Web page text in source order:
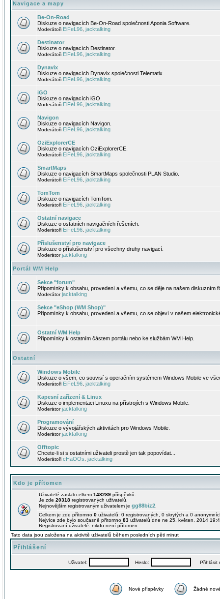
Navigace a mapy
Be-On-Road
Diskuze o navigacích Be-On-Road společnosti Aponia Software.
Moderátoři EiFeL96 jacktalking
Destinator
Diskuze o navigacích Destinator.
Moderátoři EiFeL96 jacktalking
Dynavix
Diskuze o navigacích Dynavix společnosti Telematix.
Moderátoři EiFeL96 jacktalking
iGO
Diskuze o navigacích iGO.
Moderátoři EiFeL96 jacktalking
Navigon
Diskuze o navigacích Navigon.
Moderátoři EiFeL96 jacktalking
OziExplorerCE
Diskuze o navigacích OziExplorerCE.
Moderátoři EiFeL96 jacktalking
SmartMaps
Diskuze o navigacích SmartMaps společnosti PLAN Studio.
Moderátoři EiFeL96 jacktalking
TomTom
Diskuze o navigacích TomTom.
Moderátoři EiFeL96 jacktalking
Ostatní navigace
Diskuze o ostatních navigačních řešeních.
Moderátoři EiFeL96 jacktalking
Příslušenství pro navigace
Diskuze o příslušenství pro všechny druhy navigací.
Moderátorjacktalking
Portál WM Help
Sekce "forum"
Připomínky k obsahu, provedení a všemu, co se děje na našem diskuzním
Moderátorjacktalking
Sekce "eShop (WM Shop)"
Připomínky k obsahu, provedení a všemu, co se objeví v našem
Ostatní WM Help
Připomínky k ostatním částem portálu nebo ke službám WM Help.
Ostatní
Windows Mobile
Diskuze o všem, co souvisí s operačním systémem Windows Mobile ve
Moderátoři EiFeL96 jacktalking
Kapesní zařízení & Linux
Diskuze o implementaci Linuxu na přístrojích s Windows Mobile.
Moderátorjacktalking
Programování
Diskuze o vývojářských aktivitách pro Windows Mobile.
Moderátorjacktalking
Offtopic
Chcete-li si s ostatními uživateli prostě jen tak popovídat...
Moderátoři cHaOOs jacktalking
Kdo je přítomen
Uživatelé zaslali celkem 148289 příspěvků.
Je zde 20318 registrovaných uživatelů.
Nejnovějším registrovaným uživatelem je gg88biz2
Celkem je zde přítomno 0 uživatelů: 0 registrovaných, 0 skrytých a 0
Nejvíce zde bylo současně přítomno 83 uživatelů dne ne 25. květen, 2014
Registrovaní uživatelé: nikdo není přítomen
Tato data jsou založena na aktivitě uživatelů během posledních pěti minut
Přihlášení
Uživatel: Heslo: Přihlásit
Nové příspěvky Žádné